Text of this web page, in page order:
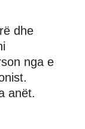
dhe
nga e
anët.